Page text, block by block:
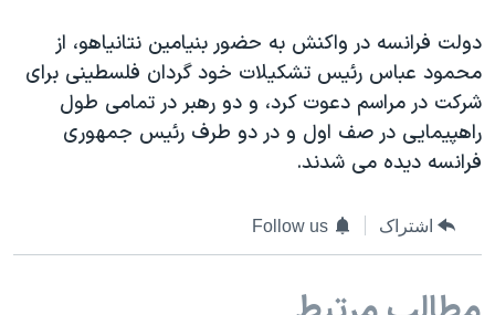
دولت فرانسه در واکنش به حضور بنيامين نتانياهو، از
محمود عباس رئيس تشکيلات خود گردان فلسطينی برای
شرکت در مراسم دعوت کرد، و دو رهبر در تمامی طول
راهپيمايی در صف اول و در دو طرف رئيس جمهوری
فرانسه ديده می شدند.
اشتراک Follow us